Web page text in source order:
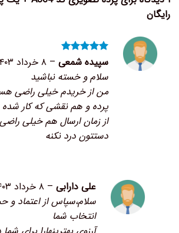
رایگان
نمره۵از
سپیده شمعی – ۸ خرداد ۱۴۰۳
سلام و خسته نباشید
من از خریدم خیلی راضی
پرده و هم نقشی که کار شده
از زمان ارسال هم خیلی
دستتون درد نکنه
علی دارابی – ۸ خرداد ۱۴۰۳
سلام،سپاس از اعتماد و
انتخاب شما